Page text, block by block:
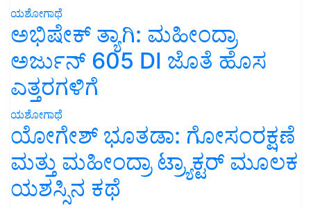
ಯಶೋಗಾಥೆ
ಅಭಿಷೇಕ್ ತ್ಯಾಗಿ: ಮಹೀಂದ್ರಾ
ಅರ್ಜುನ್ 605 DI ಜೊತೆ ಹೊಸ
ಎತ್ತರಗಳಿಗೆ
ಯಶೋಗಾಥೆ
ಯೋಗೇಶ್ ಭೂತಡಾ: ಗೋಸಂರಕ್ಷಣೆ
ಮತ್ತು ಮಹೀಂದ್ರಾ ಟ್ರ್ಯಾಕ್ಟರ್ ಮೂಲಕ
ಯಶಸ್ಸಿನ ಕಥೆ